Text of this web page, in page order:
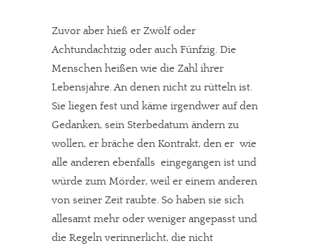
Zuvor aber hieß er Zwölf oder
Achtundachtzig oder auch Fünfzig. Die
Menschen heißen wie die Zahl ihrer
Lebensjahre. An denen nicht zu rütteln ist.
Sie liegen fest und käme irgendwer auf den
Gedanken, sein Sterbedatum ändern zu
wollen, er bräche den Kontrakt, den er  wie
alle anderen ebenfalls  eingegangen ist und
würde zum Mörder, weil er einem anderen
von seiner Zeit raubte. So haben sie sich
allesamt mehr oder weniger angepasst und
die Regeln verinnerlicht, die nicht